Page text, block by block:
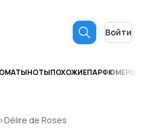
Войти
НОТЫПОХОЖИЕПАРФЮМЕРЫ
>Délire de Roses